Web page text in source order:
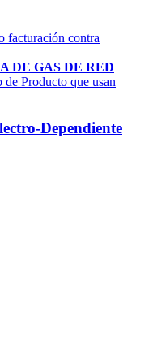
facturación contra
DE GAS DE RED
Producto que usan
Dependiente